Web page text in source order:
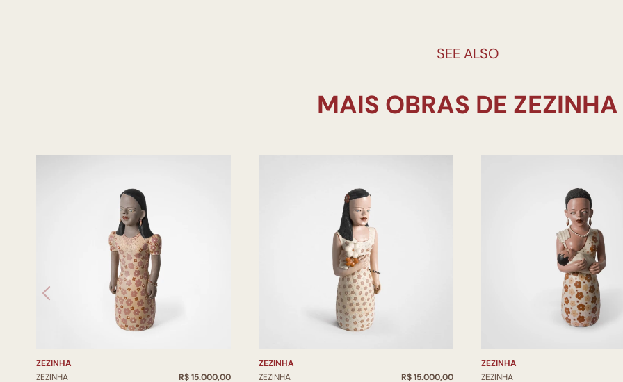
SEE ALSO
ZEZINHA
ZEZINHA
R$ 15.000,00
ZEZINHA
ZEZINHA
R$ 15.000,00
ZEZINHA
ZEZINHA